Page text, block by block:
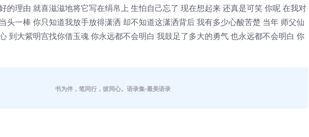
的理由 就喜滋滋地将它写在绢帛上 生怕自己忘了 现在想起来 还真是可笑 你呢 在我对
头一棒 你只知道我放手放得潇洒 却不知道这潇洒背后 我有多少心酸苦楚 当年 师父仙
到大紫明宫找你借玉魂 你永远都不会明白 我鼓足了多大的勇气 也永远都不会明白 你
书为伴，笔同行，彼同心。语录集-最美语录